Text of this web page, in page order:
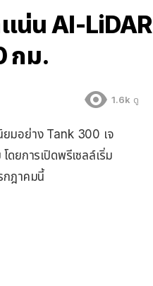
น่น AI-LiDAR
กม.
1.6k ดู
ยมอย่าง Tank 300 เจ
ดยการเปิดพรีเซลล์เริ่ม
กฎาคมนี้